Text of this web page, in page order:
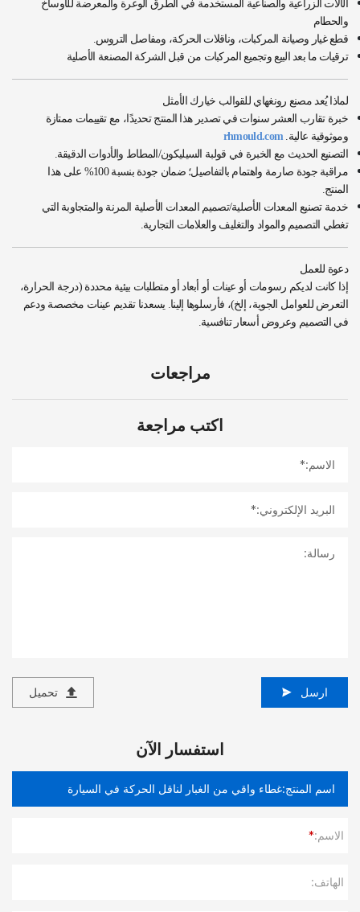
الآلات الزراعية والصناعية المستخدمة في الطرق الوعرة والمعرضة للأوساخ
والحطام
قطع غيار وصيانة المركبات، وناقلات الحركة، ومفاصل التروس.
ترقيات ما بعد البيع وتجميع المركبات من قبل الشركة المصنعة الأصلية
لماذا يُعد مصنع رونغهاي للقوالب خيارك الأمثل
خبرة تقارب العشر سنوات في تصدير هذا المنتج تحديدًا، مع تقييمات ممتازة
وموثوقية عالية. rhmould.com
التصنيع الحديث مع الخبرة في قولبة السيليكون/المطاط والأدوات الدقيقة.
مراقبة جودة صارمة واهتمام بالتفاصيل؛ ضمان جودة بنسبة 100% على هذا
المنتج.
خدمة تصنيع المعدات الأصلية/تصميم المعدات الأصلية المرنة والمتجاوبة التي
تغطي التصميم والمواد والتغليف والعلامات التجارية.
دعوة للعمل
إذا كانت لديكم رسومات أو عينات أو أبعاد أو متطلبات بيئية محددة (درجة الحرارة،
التعرض للعوامل الجوية، إلخ)، فأرسلوها إلينا. يسعدنا تقديم عينات مخصصة ودعم
في التصميم وعروض أسعار تنافسية.
مراجعات
اكتب مراجعة
ارسل تحميل
استفسار الآن
الاسم:*
الهاتف: